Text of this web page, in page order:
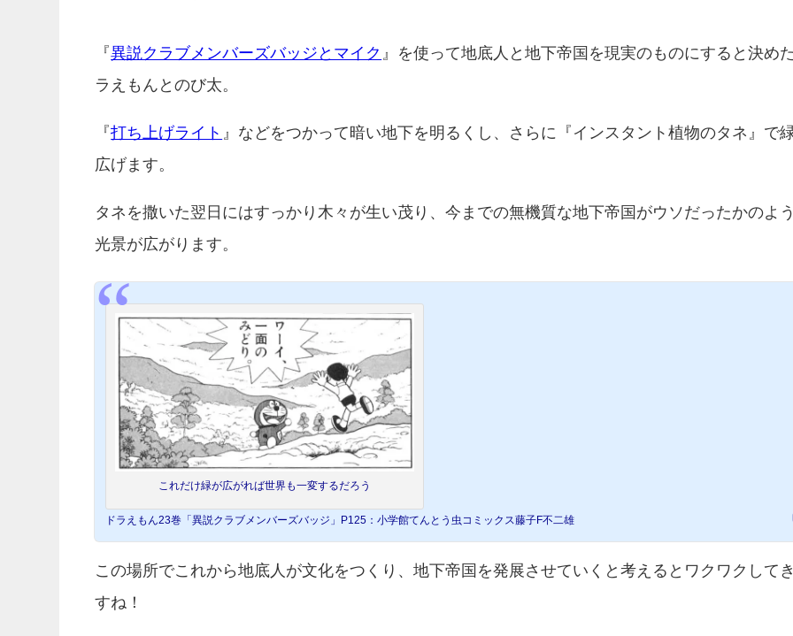
『異説クラブメンバーズバッジとマイク 』を使って地底人と地下帝国を現実のものにすると決め
ラえもんとのび太。
『打ち上げライト 』などをつかって暗い地下を明るくし、さらに『インスタント植物のタネ』で
広げます。
タネを撒いた翌日にはすっかり木々が生い茂り、今までの無機質な地下帝国がウソだったかのよ
光景が広がります。
これだけ緑が広がれば世界も一変するだろう
ドラえもん23巻「異説クラブメンバーズバッジ」P125：小学館てんとう虫コミックス藤子F不二雄
この場所でこれから地底人が文化をつくり、地下帝国を発展させていくと考えるとワクワクして
すね！